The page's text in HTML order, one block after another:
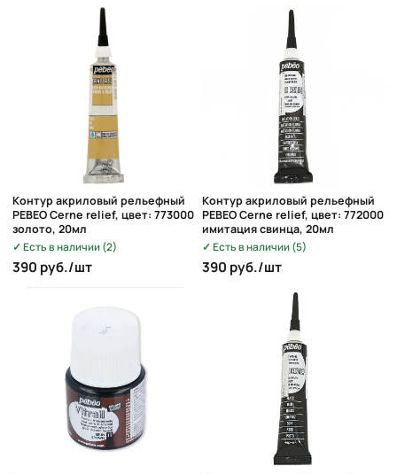
Контур акриловый рельефный
PEBEO Cerne relief, цвет: 773000
золото, 20мл
Есть в наличии (2)
390 руб./шт
Контур акриловый рельефный
PEBEO Cerne relief, цвет: 772000
имитация свинца, 20мл
Есть в наличии (5)
390 руб./шт